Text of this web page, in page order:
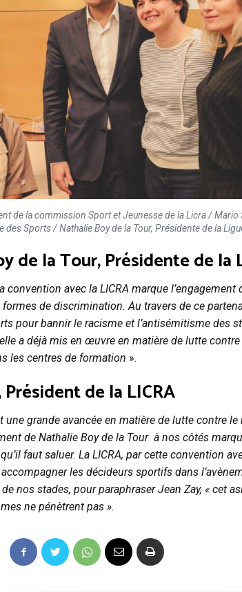
de la commission Sport et Jeunesse de la Licra /
des Sports / Nathalie Boy de la Tour, Présidente de la
de la Tour, Présidente de la
convention avec la LICRA marque
de discrimination. Au travers de ce
pour bannir le racisme et l’antisémitisme des
a déjà mis en œuvre en matière de lutte
les centres de formation ».
Président de la LICRA
une grande avancée en matière de lutte contre
de Nathalie Boy de la Tour à nos côtés
faut saluer. La LICRA, par cette convention
les décideurs sportifs dans
nos stades, pour paraphraser Jean Zay, « cet
ne pénètrent pas ».